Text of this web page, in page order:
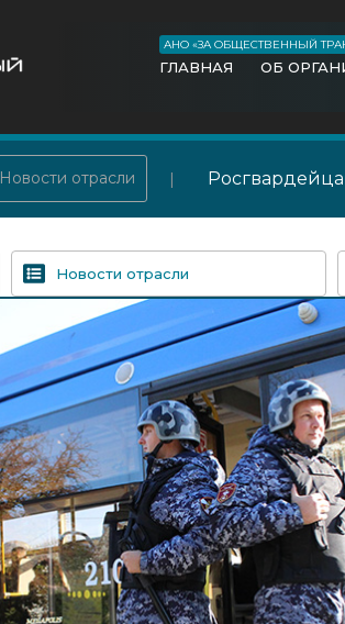
ГЛАВНАЯ
АНО «ЗА ОБЩЕСТВЕННЫЙ
ОБ
Новости отрасли
Новости отрасли